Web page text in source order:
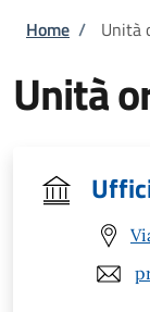
Briciole
Home / Unità
Unità